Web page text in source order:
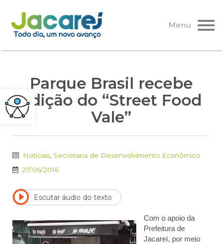
Pular
para
o
Menu
Parque Brasil recebe
edição do “Street Food
Vale”
Notícias Secretaria de Desenvolvimento Econômico
27/06/2016
Escutar áudio do texto
Com o apoio da
Prefeitura de
Jacareí, por meio